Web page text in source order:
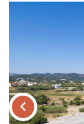
keyboard_arrow_left